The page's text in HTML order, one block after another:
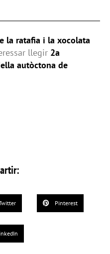
la ratafia i la xocolata
llegir 2a
autòctona de
Pinterest